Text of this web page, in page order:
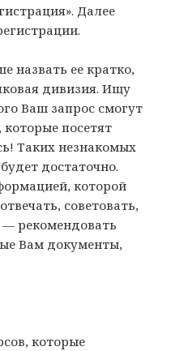
Далее
назвать ее кратко,
дивизия. Ищу
Ваш запрос смогут
посетят
Таких незнакомых
достаточно.
которой
советовать,
— рекомендовать
Вам документы,
которые